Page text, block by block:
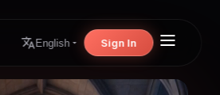
English Sign In